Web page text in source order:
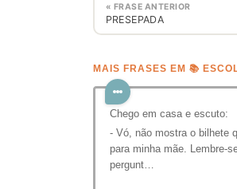
« FRASE ANTERIOR
PRESEPADA
MAIS FRASES EM 📚
Chego em casa e escuto:
- Vó, não mostra o bilhete
para minha mãe. Lembre-
pergunt…